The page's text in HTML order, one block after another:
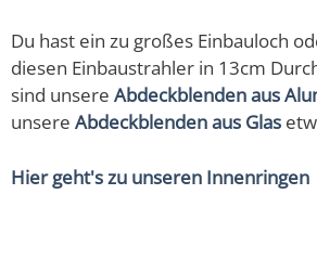
Du hast ein zu großes Einbauloch
diesen Einbaustrahler in 13cm
sind unsere Abdeckblenden aus
unsere Abdeckblenden aus Glas
Hier geht's zu unseren Innenringen